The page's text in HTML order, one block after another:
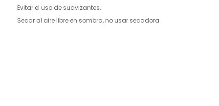
Evitar el uso de suavizantes.
Secar al aire libre en sombra, no usar secadora.